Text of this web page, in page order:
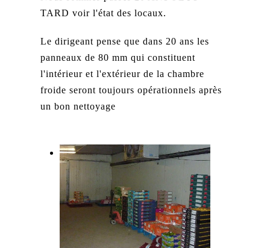
TARD voir l'état des locaux.
Le dirigeant pense que dans 20 ans les
panneaux de 80 mm qui constituent
l'intérieur et l'extérieur de la chambre
froide seront toujours opérationnels après
un bon nettoyage